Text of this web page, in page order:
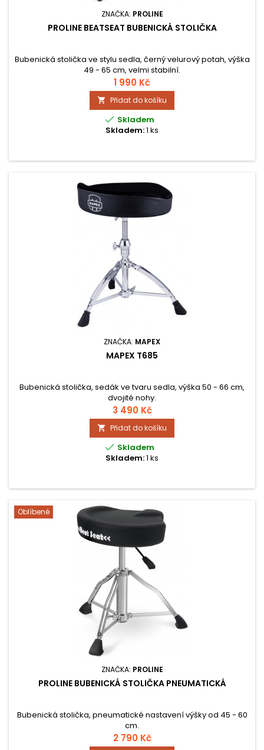
ZNAČKA: PROLINE
PROLINE BEATSEAT BUBENICKÁ STOLIČKA
Bubenická stolička ve stylu sedla, černý velurový potah, výška
49 - 65 cm, velmi stabilní.
1 990 Kč
 Přidat do košíku
 Skladem
Skladem:1 ks
ZNAČKA: MAPEX
MAPEX T685
Bubenická stolička, sedák ve tvaru sedla, výška 50 - 66 cm,
dvojité nohy.
3 490 Kč
 Přidat do košíku
 Skladem
Skladem:1 ks
Oblíbené
ZNAČKA: PROLINE
PROLINE BUBENICKÁ STOLIČKA PNEUMATICKÁ
Bubenická stolička, pneumatické nastavení výšky od 45 - 60
cm.
2 790 Kč